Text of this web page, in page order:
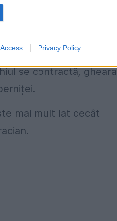
Privacy Policy
altor structure. Când
gheare ce
are forma unei
se contractă, gheara
mai mult lat decât